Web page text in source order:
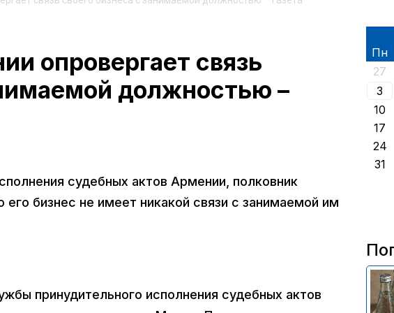
опровергает связь
должностью –
судебных актов Армении, полковник
бизнес не имеет никакой связи с занимаемой им
принудительного исполнения судебных актов
Пн
27
3
10
17
24
31